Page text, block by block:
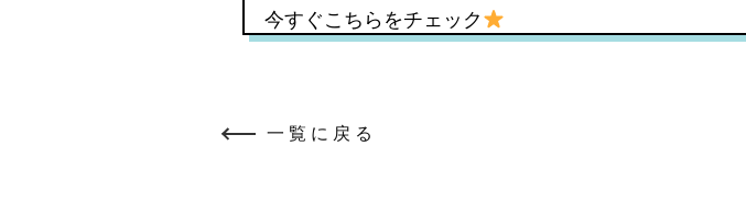
今すぐこちらをチェック
一覧に戻る